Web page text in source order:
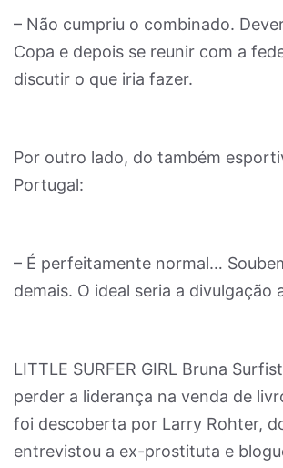
– Não cumpriu o combinado.
Copa e depois se reunir com a
discutir o que iria fazer.
Por outro lado, do também
Portugal:
– É perfeitamente normal…
demais. O ideal seria a divulgação
LITTLE SURFER GIRL Bruna
perder a liderança na venda de
foi descoberta por Larry Rohter, do
entrevistou a ex-prostituta e